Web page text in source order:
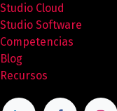
Studio Cloud
Studio Software
Competencias
Blog
Recursos